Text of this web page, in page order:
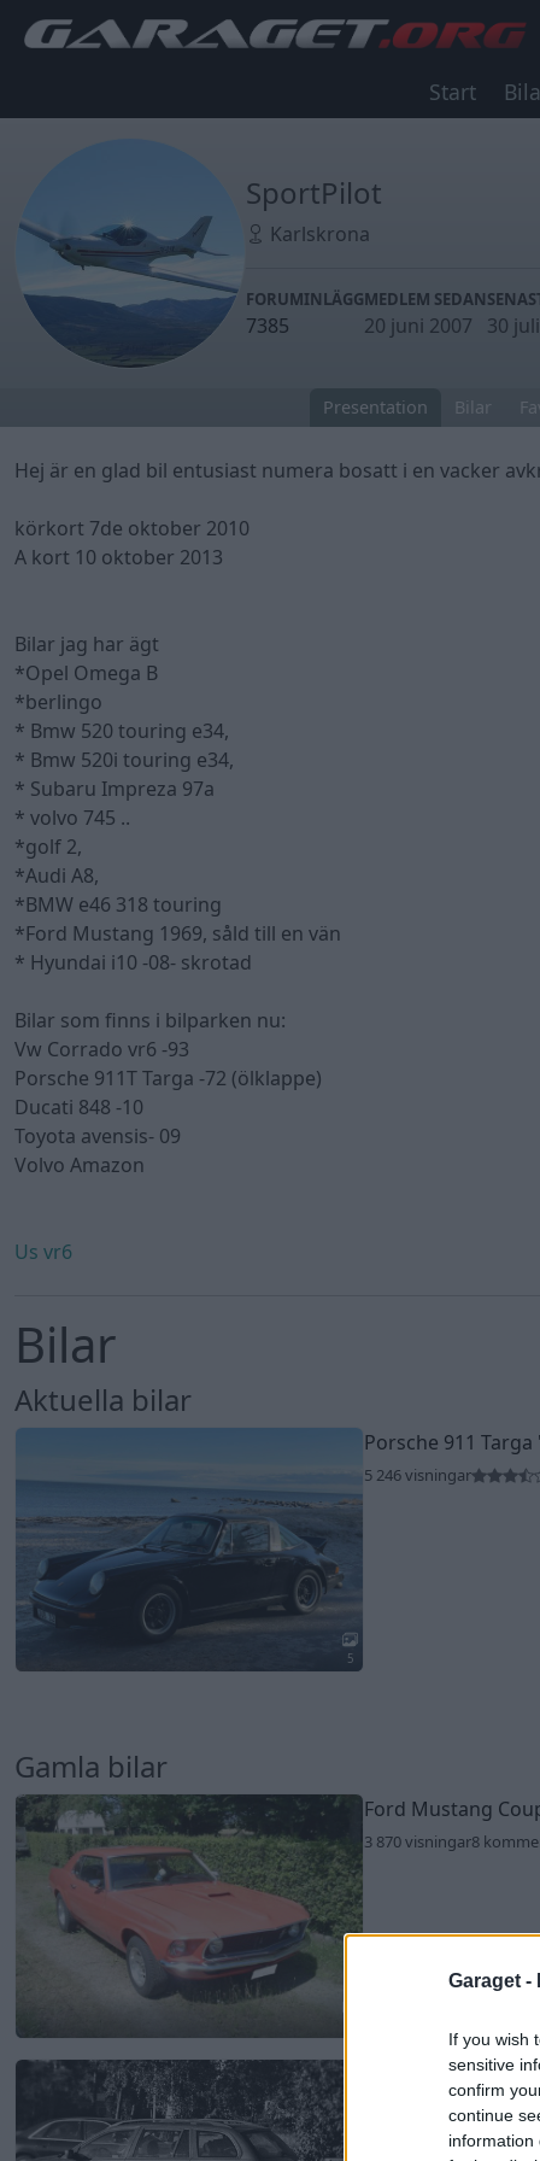
Garaget -
If you wish
sensitive
confirm
continue
information
Start
SportPilot
Karlskrona
FORUMINLÄGG
7385
MEDLEM SEDAN
20 juni 2007 30 juli
Presentation Bilar
Hej är en glad bil entusiast numera bosatt i en vacker
körkort 7de oktober 2010
A kort 10 oktober 2013
Bilar jag har ägt
*Opel Omega B
*berlingo
* Bmw 520 touring e34,
* Bmw 520i touring e34,
* Subaru Impreza 97a
* volvo 745 ..
*golf 2,
*Audi A8,
*BMW e46 318 touring
*Ford Mustang 1969, såld till en vän
* Hyundai i10 -08- skrotad
Bilar som finns i bilparken nu:
Vw Corrado vr6 -93
Porsche 911T Targa -72 (ölklappe)
Ducati 848 -10
Toyota avensis- 09
Volvo Amazon
Us vr6
Bilar
Aktuella bilar
5
Porsche 911 Targa
5 246 visningar
Gamla bilar
Ford Mustang
3 870 visningar8
BMW 318 touring
5 feb. 20